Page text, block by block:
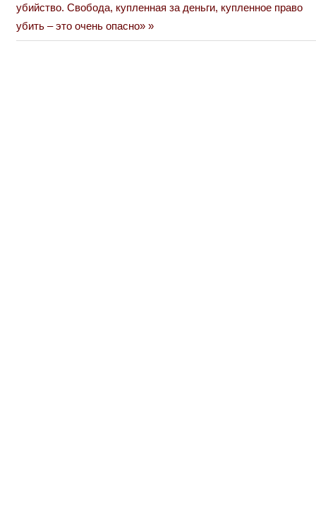
убийство. Свобода, купленная за деньги, купленное право
убить – это очень опасно»